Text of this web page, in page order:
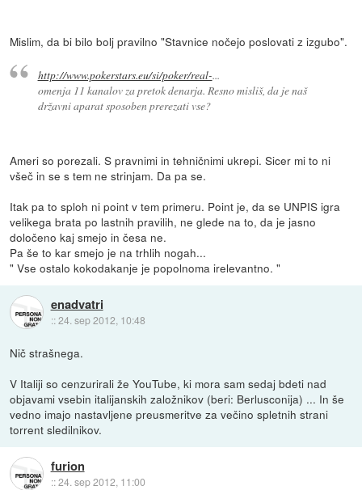
Mislim, da bi bilo bolj pravilno "Stavnice nočejo poslovati z izgubo".
http://www.pokerstars.eu/si/poker/real-...
omenja 11 kanalov za pretok denarja. Resno misliš, da je naš
državni aparat sposoben prerezati vse?
Ameri so porezali. S pravnimi in tehničnimi ukrepi. Sicer mi to ni
všeč in se s tem ne strinjam. Da pa se.
Itak pa to sploh ni point v tem primeru. Point je, da se UNPIS igra
velikega brata po lastnih pravilih, ne glede na to, da je jasno
določeno kaj smejo in česa ne.
Pa še to kar smejo je na trhlih nogah...
" Vse ostalo kokodakanje je popolnoma irelevantno. "
enadvatri
::24. sep 2012, 10:48
Nič strašnega.
V Italiji so cenzurirali že YouTube, ki mora sam sedaj bdeti nad
objavami vsebin italijanskih založnikov (beri: Berlusconija) ... In še
vedno imajo nastavljene preusmeritve za večino spletnih strani
torrent sledilnikov.
furion
::24. sep 2012, 11:00